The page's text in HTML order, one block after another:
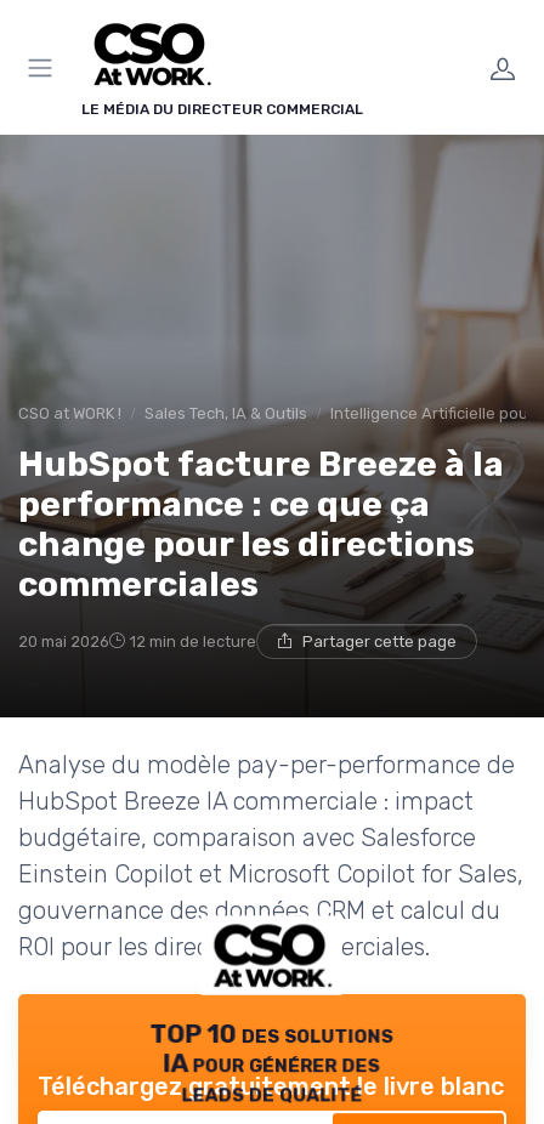
LE MÉDIA DU DIRECTEUR COMMERCIAL
CSO at WORK ! Sales Tech, IA & Outils Intelligence Artificielle pour
HubSpot facture Breeze à la
performance : ce que ça
change pour les directions
commerciales
20 mai 2026 12 min de lecture Partager cette page
Analyse du modèle pay-per-performance de
HubSpot Breeze IA commerciale : impact
budgétaire, comparaison avec Salesforce
Einstein Copilot et Microsoft Copilot for Sales,
gouvernance des données CRM et calcul du
ROI pour les directions commerciales.
TOP 10 des solutions
IA pour générer des
leads de qualité
Téléchargez gratuitement le livre blanc